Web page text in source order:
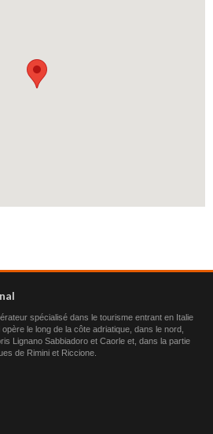
spécialisé dans le tourisme entrant en Italie
le long de la côte adriatique, dans le nord,
Lignano Sabbiadoro et Caorle et, dans la partie
de Rimini et Riccione.